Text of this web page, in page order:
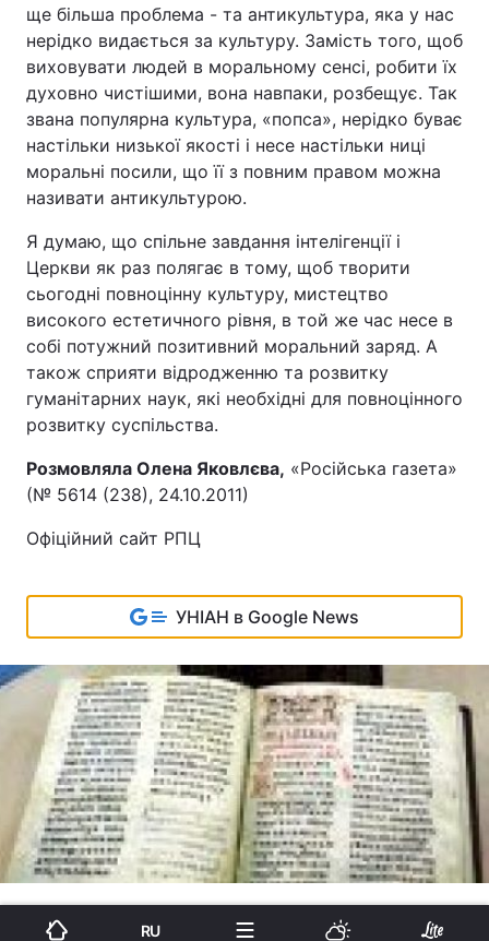
ще більша проблема - та антикультура, яка у нас
нерідко видається за культуру. Замість того, щоб
виховувати людей в моральному сенсі, робити їх
духовно чистішими, вона навпаки, розбещує. Так
звана популярна культура, «попса», нерідко буває
настільки низької якості і несе настільки ниці
моральні посили, що її з повним правом можна
називати антикультурою.
Я думаю, що спільне завдання інтелігенції і
Церкви як раз полягає в тому, щоб творити
сьогодні повноцінну культуру, мистецтво
високого естетичного рівня, в той же час несе в
собі потужний позитивний моральний заряд. А
також сприяти відродженню та розвитку
гуманітарних наук, які необхідні для повноцінного
розвитку суспільства.
Розмовляла Олена Яковлєва, «Російська газета»
(№ 5614 (238), 24.10.2011)
Офіційний сайт РПЦ
УНІАН в Google News
RU